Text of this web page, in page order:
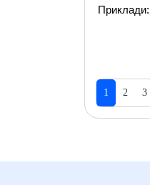
Приклади:
1 2 3